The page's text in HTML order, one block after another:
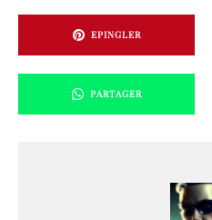
EPINGLER
PARTAGER